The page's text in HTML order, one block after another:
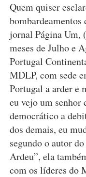
Quem quiser
jornal Página Um,
meses de Julho e
Portugal
MDLP, com sede
Portugal a arder e
eu vejo um
democrático a
dos demais, eu
segundo o autor
Ardeu”, ela
com os líderes do